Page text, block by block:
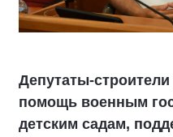
Депутаты-
помощь военным
детским садам,